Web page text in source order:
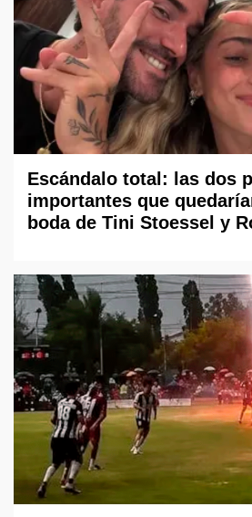
Escándalo total: las dos
importantes que
boda de Tini Stoessel y